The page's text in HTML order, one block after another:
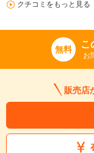
クチコミをもっと見る
無料 こ
お
販売店